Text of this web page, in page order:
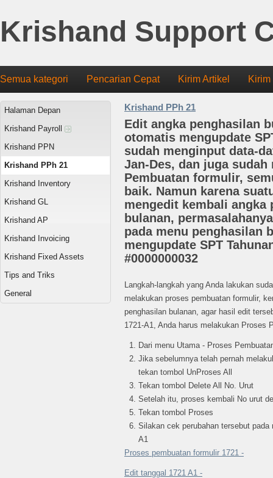
Krishand Support
Semua kategori Pencarian Cepat Kirim Artikel
Halaman Depan
Krishand Payroll
Krishand PPN
Krishand PPh 21
Krishand Inventory
Krishand GL
Krishand AP
Krishand Invoicing
Krishand Fixed Assets
Tips and Triks
General
Krishand PPh 21
Edit angka penghasilan
otomatis mengupdate
sudah menginput data-
Jan-Des, dan juga sudah
Pembuatan formulir,
baik. Namun karena
mengedit kembali angka
bulanan,
pada menu penghasilan
mengupdate SPT
#0000000032
Langkah-langkah yang Anda lakukan
melakukan proses pembuatan formulir,
penghasilan bulanan, agar hasil edit
1721-A1, Anda harus melakukan Proses
Dari menu Utama - Proses
Jika sebelumnya telah pernah
tekan tombol UnProses All
Tekan tombol Delete All No. Urut
Setelah itu, proses kembali No urut
Tekan tombol Proses
Silakan cek perubahan tersebut
A1
Proses pembuatan formulir 1721 -
Edit tanggal 1721 A1 -